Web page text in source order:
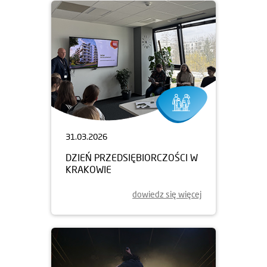
31.03.2026
DZIEŃ PRZEDSIĘBIORCZOŚCI W
KRAKOWIE
dowiedz się więcej